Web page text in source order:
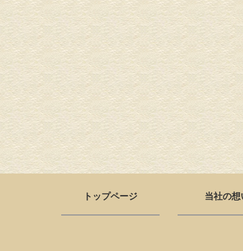
トップページ 当社の想